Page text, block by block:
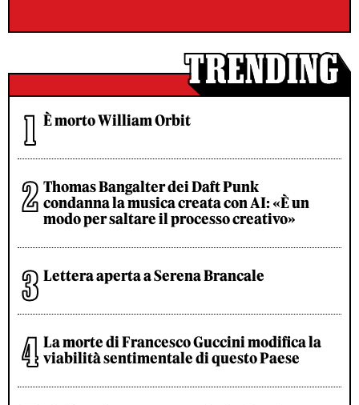
È morto William Orbit
Thomas Bangalter dei Daft Punk
condanna la musica creata con AI: «È un
modo per saltare il processo creativo»
Lettera aperta a Serena Brancale
La morte di Francesco Guccini modifica la
viabilità sentimentale di questo Paese